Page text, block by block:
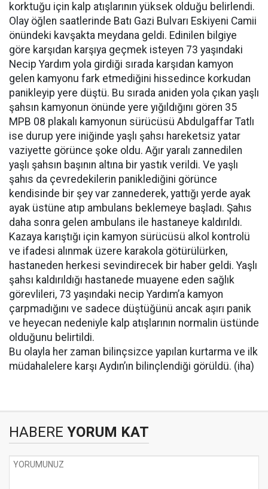
korktuğu için kalp atışlarının yüksek olduğu belirlendi.
Olay öğlen saatlerinde Batı Gazi Bulvarı Eskiyeni Camii
önündeki kavşakta meydana geldi. Edinilen bilgiye
göre karşıdan karşıya geçmek isteyen 73 yaşındaki
Necip Yardım yola girdiği sırada karşıdan kamyon
gelen kamyonu fark etmediğini hissedince korkudan
panikleyip yere düştü. Bu sırada aniden yola çıkan yaşlı
şahsın kamyonun önünde yere yığıldığını gören 35
MPB 08 plakalı kamyonun sürücüsü Abdulgaffar Tatlı
ise durup yere iniğinde yaşlı şahsı hareketsiz yatar
vaziyette görünce şoke oldu. Ağır yaralı zannedilen
yaşlı şahsın başının altına bir yastık verildi. Ve yaşlı
şahıs da çevredekilerin paniklediğini görünce
kendisinde bir şey var zannederek, yattığı yerde ayak
ayak üstüne atıp ambulans beklemeye başladı. Şahıs
daha sonra gelen ambulans ile hastaneye kaldırıldı.
Kazaya karıştığı için kamyon sürücüsü alkol kontrolü
ve ifadesi alınmak üzere karakola götürülürken,
hastaneden herkesi sevindirecek bir haber geldi. Yaşlı
şahsı kaldırıldığı hastanede muayene eden sağlık
görevlileri, 73 yaşındaki necip Yardım’a kamyon
çarpmadığını ve sadece düştüğünü ancak aşırı panik
ve heyecan nedeniyle kalp atışlarının normalin üstünde
olduğunu belirtildi.
Bu olayla her zaman bilinçsizce yapılan kurtarma ve ilk
müdahalelere karşı Aydın’ın bilinçlendiği görüldü. (iha)
HABERE YORUM KAT